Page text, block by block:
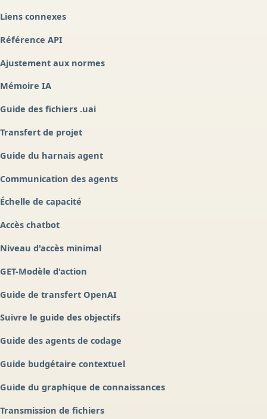
Liens connexes
Référence API
Ajustement aux normes
Mémoire IA
Guide des fichiers .uai
Transfert de projet
Guide du harnais agent
Communication des agents
Échelle de capacité
Accès chatbot
Niveau d'accès minimal
GET-Modèle d'action
Guide de transfert OpenAI
Suivre le guide des objectifs
Guide des agents de codage
Guide budgétaire contextuel
Guide du graphique de connaissances
Transmission de fichiers